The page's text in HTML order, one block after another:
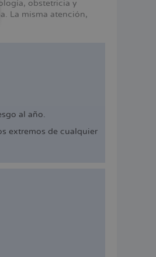
obstetricia y
La misma atención,
al año.
extremos de cualquier